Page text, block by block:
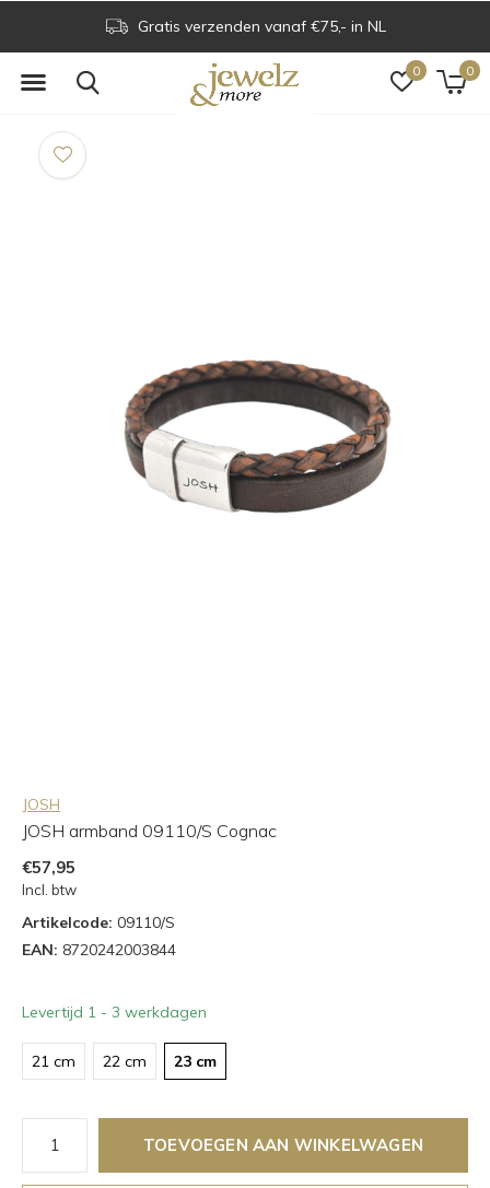
0 0
Gratis verzenden vanaf €75,- in NL
JOSH
JOSH armband 09110/S Cognac
€57,95
Incl. btw
Artikelcode: 09110/S
EAN: 8720242003844
Levertijd 1 - 3 werkdagen
21 cm 22 cm 23 cm
TOEVOEGEN AAN WINKELWAGEN